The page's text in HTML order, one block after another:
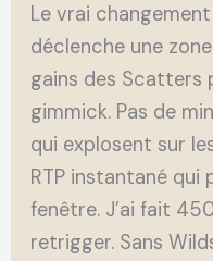
Le vrai
déclenche une
gains des Scatters
gimmick. Pas de
qui explosent sur
RTP instantané qui
fenêtre. J’ai fait
retrigger. Sans